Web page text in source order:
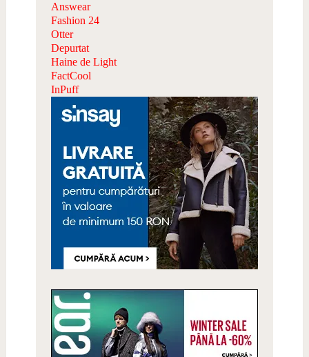
Answear
Fashion 24
Otter
Depurtat
Haine de Light
FactCool
InPuff